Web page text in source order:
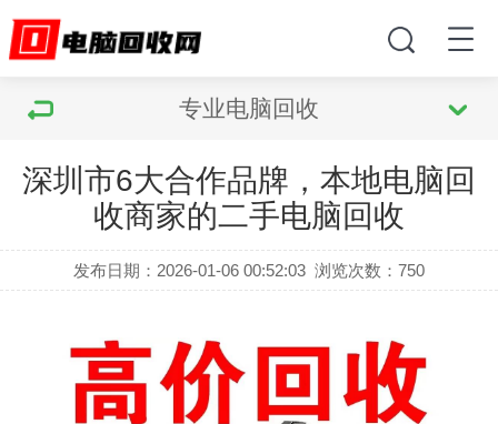
专业电脑回收
深圳市6大合作品牌，本地电脑回
收商家的二手电脑回收
发布日期：2026-01-06 00:52:03 浏览次数：750